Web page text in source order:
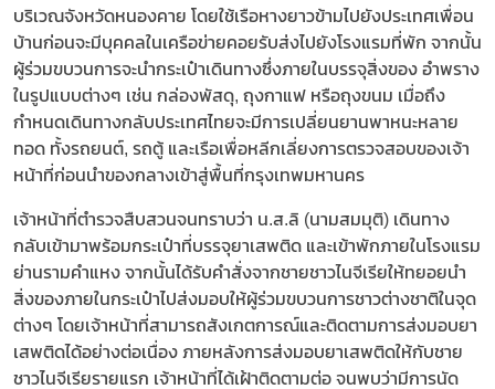
บริเวณจังหวัดหนองคาย โดยใช้เรือหางยาวข้ามไปยังประเทศเพื่อน
บ้านก่อนจะมีบุคคลในเครือข่ายคอยรับส่งไปยังโรงแรมที่พัก จากนั้น
ผู้ร่วมขบวนการจะนำกระเป๋าเดินทางซึ่งภายในบรรจุสิ่งของ อำพราง
ในรูปแบบต่างๆ เช่น กล่องพัสดุ, ถุงกาแฟ หรือถุงขนม เมื่อถึง
กำหนดเดินทางกลับประเทศไทยจะมีการเปลี่ยนยานพาหนะหลาย
ทอด ทั้งรถยนต์, รถตู้ และเรือเพื่อหลีกเลี่ยงการตรวจสอบของเจ้า
หน้าที่ก่อนนำของกลางเข้าสู่พื้นที่กรุงเทพมหานคร
​เจ้าหน้าที่ตำรวจสืบสวนจนทราบว่า น.ส.ลิ (นามสมมุติ) เดินทาง
กลับเข้ามาพร้อมกระเป๋าที่บรรจุยาเสพติด และเข้าพักภายในโรงแรม
ย่านรามคำแหง จากนั้นได้รับคำสั่งจากชายชาวไนจีเรียให้ทยอยนำ
สิ่งของภายในกระเป๋าไปส่งมอบให้ผู้ร่วมขบวนการชาวต่างชาติในจุด
ต่างๆ โดยเจ้าหน้าที่สามารถสังเกตการณ์และติดตามการส่งมอบยา
เสพติดได้อย่างต่อเนื่อง ภายหลังการส่งมอบยาเสพติดให้กับชาย
ชาวไนจีเรียรายแรก เจ้าหน้าที่ได้เฝ้าติดตามต่อ จนพบว่ามีการนัด